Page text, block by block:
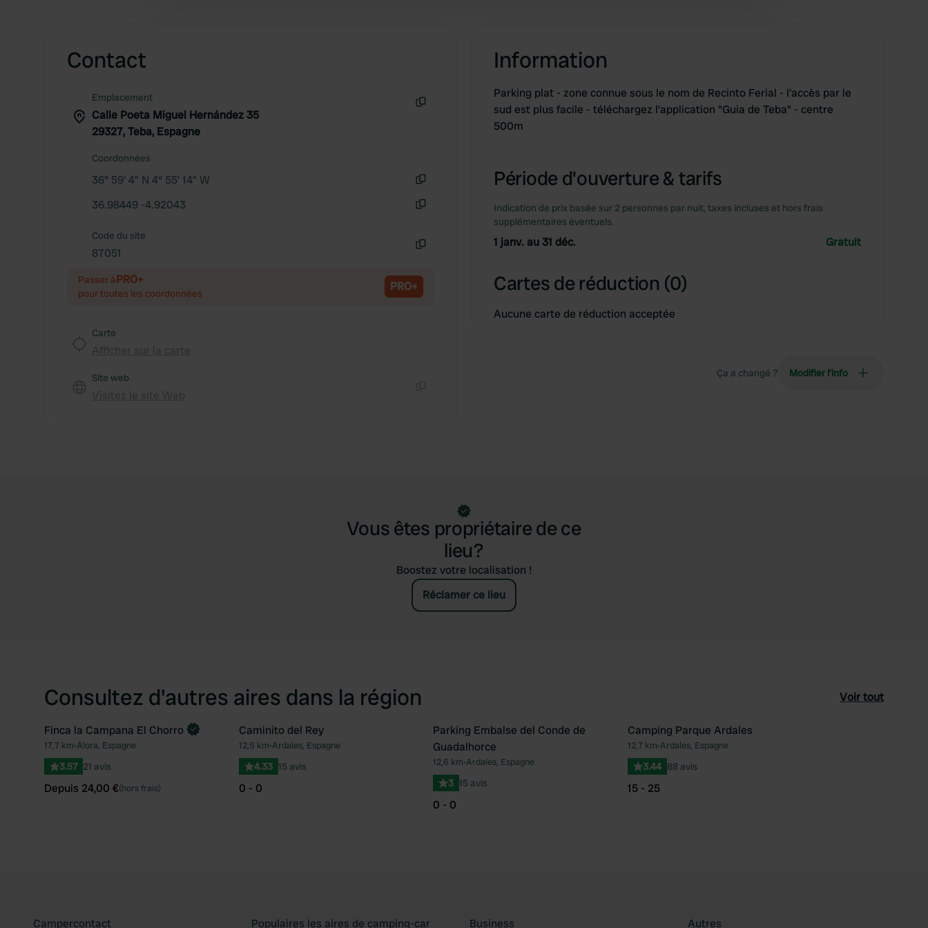
Contact
Emplacement
Calle Poeta Miguel Hernández 35
29327, Teba, Espagne
Coordonnées
36° 59' 4" N 4° 55' 14" W
36.98449 -4.92043
Code du site
87051
Passer àPRO+
pour toutes les coordonnées PRO+
Carte
Site web
Information
Parking plat - zone connue sous le nom de Recinto Ferial - l'accès par le
sud est plus facile - téléchargez l'application "Guia de Teba" - centre
500m
Période d'ouverture & tarifs
Indication de prix basée sur 2 personnes par nuit, taxes incluses et hors frais
supplémentaires éventuels.
1 janv. au 31 déc. Gratuit
Cartes de réduction (0)
Aucune carte de réduction acceptée
Ça a changé ? Modifier l’info
Vous êtes propriétaire de ce
lieu?
Boostez votre localisation !
Réclamer ce lieu
Consultez d'autres aires dans la région Voir tout
Préféré
Reserve maintenant
Finca la Campana El Chorro
17,7 km•Álora, Espagne
3.57 21 avis
Depuis 24,00 €(hors frais)
Préféré
Caminito del Rey
12,5 km•Ardales, Espagne
4.33 15 avis
0 - 0
Préféré
Parking Embalse del Conde de
Guadalhorce
12,6 km•Ardales, Espagne
3 15 avis
0 - 0
Camping Parque Ardales
12,7 km•Ardales, Espagne
3.44 88 avis
15 - 25
Campercontact Populaires les aires de camping-car Business Autres